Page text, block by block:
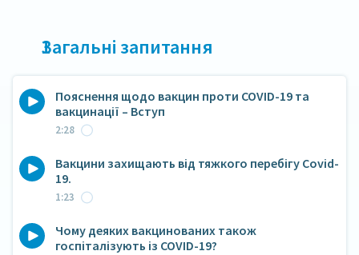
1
Загальні запитання
Пояснення щодо вакцин проти COVID-19 та
вакцинації – Вступ
2:28
Вакцини захищають від тяжкого перебігу Сovid-
19.
1:23
Чому деяких вакцинованих також
госпіталізують із COVID-19?